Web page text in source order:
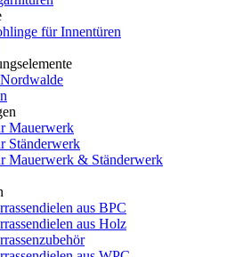
für Innentüren
Mauerwerk
Ständerwerk
Mauerwerk & Ständerwerk
aus BPC
aus Holz